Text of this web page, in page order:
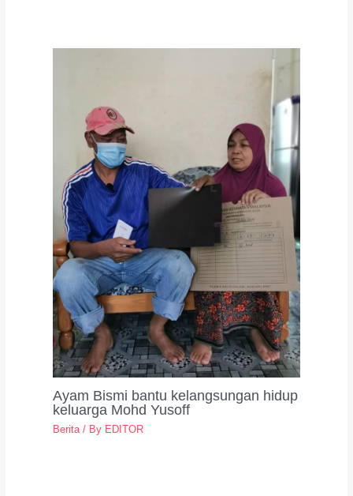
Ayam Bismi bantu kelangsungan hidup
keluarga Mohd Yusoff
Berita / By EDITOR